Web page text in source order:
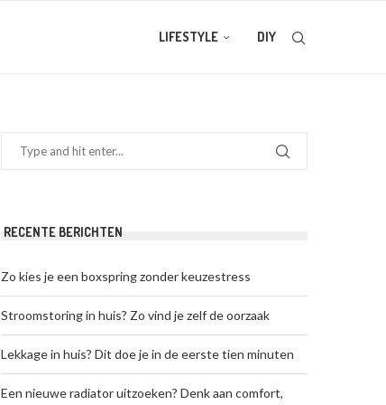
LIFESTYLE DIY
RECENTE BERICHTEN
Zo kies je een boxspring zonder keuzestress
Stroomstoring in huis? Zo vind je zelf de oorzaak
Lekkage in huis? Dit doe je in de eerste tien minuten
Een nieuwe radiator uitzoeken? Denk aan comfort,